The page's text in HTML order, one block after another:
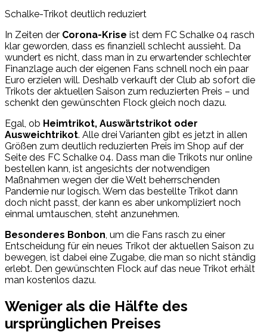
Schalke-Trikot deutlich reduziert
In Zeiten der Corona-Krise ist dem FC Schalke 04 rasch
klar geworden, dass es finanziell schlecht aussieht. Da
wundert es nicht, dass man in zu erwartender schlechter
Finanzlage auch der eigenen Fans schnell noch ein paar
Euro erzielen will. Deshalb verkauft der Club ab sofort die
Trikots der aktuellen Saison zum reduzierten Preis – und
schenkt den gewünschten Flock gleich noch dazu.
Egal, ob Heimtrikot, Auswärtstrikot oder
Ausweichtrikot. Alle drei Varianten gibt es jetzt in allen
Größen zum deutlich reduzierten Preis im Shop auf der
Seite des FC Schalke 04. Dass man die Trikots nur online
bestellen kann, ist angesichts der notwendigen
Maßnahmen wegen der die Welt beherrschenden
Pandemie nur logisch. Wem das bestellte Trikot dann
doch nicht passt, der kann es aber unkompliziert noch
einmal umtauschen, steht anzunehmen.
Besonderes Bonbon , um die Fans rasch zu einer
Entscheidung für ein neues Trikot der aktuellen Saison zu
bewegen, ist dabei eine Zugabe, die man so nicht ständig
erlebt. Den gewünschten Flock auf das neue Trikot erhält
man kostenlos dazu.
Weniger als die Hälfte des
ursprünglichen Preises